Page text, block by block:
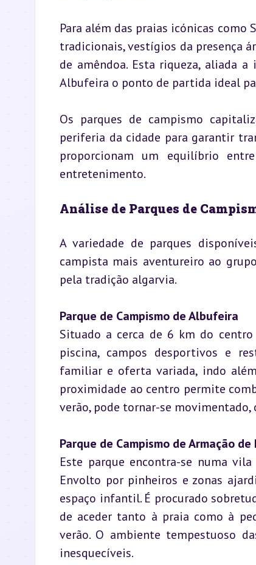
Para além das praias icónicas como
tradicionais, vestígios da presença
de amêndoa. Esta riqueza, aliada
Albufeira o ponto de partida ideal
Os parques de campismo
periferia da cidade para garantir
proporcionam um equilíbrio
entretenimento.
Análise de Parques de
A variedade de parques
campista mais aventureiro ao
pela tradição algarvia.
Parque de Campismo de Albufeira
Situado a cerca de 6 km do
piscina, campos desportivos e
familiar e oferta variada, indo
proximidade ao centro permite
verão, pode tornar-se
Parque de Campismo de Armação de
Este parque encontra-se numa
Envolto por pinheiros e zonas
espaço infantil. É procurado
de aceder tanto à praia como à
verão. O ambiente tempestuoso
inesquecíveis.